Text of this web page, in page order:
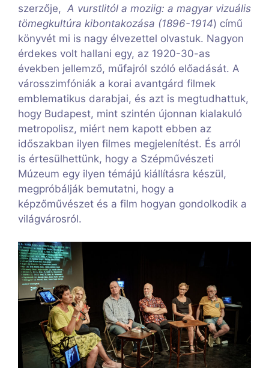
szerzője, A vurstlitól a moziig: a magyar vizuális
tömegkultúra kibontakozása (1896-1914) című
könyvét mi is nagy élvezettel olvastuk. Nagyon
érdekes volt hallani egy, az 1920-30-as
években jellemző, műfajról szóló előadását. A
városszimfóniák a korai avantgárd filmek
emblematikus darabjai, és azt is megtudhattuk,
hogy Budapest, mint szintén újonnan kialakuló
metropolisz, miért nem kapott ebben az
időszakban ilyen filmes megjelenítést. És arról
is értesülhettünk, hogy a Szépművészeti
Múzeum egy ilyen témájú kiállításra készül,
megpróbálják bemutatni, hogy a
képzőművészet és a film hogyan gondolkodik a
világvárosról.